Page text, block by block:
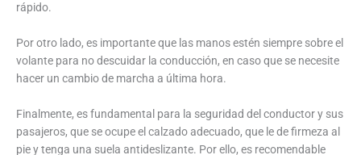
rápido.
Por otro lado, es importante que las manos estén siempre sobre el
volante para no descuidar la conducción, en caso que se necesite
hacer un cambio de marcha a última hora.
Finalmente, es fundamental para la seguridad del conductor y sus
pasajeros, que se ocupe el calzado adecuado, que le de firmeza al
pie y tenga una suela antideslizante. Por ello, es recomendable